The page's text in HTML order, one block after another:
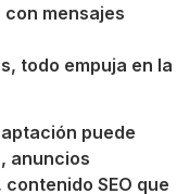
mensajes
todo empuja en la
puede
anuncios
SEO que